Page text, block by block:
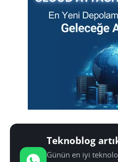
Teknoblog
Günün en iyi